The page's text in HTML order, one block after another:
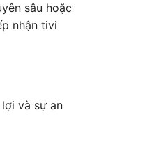
sâu hoặc
nhận tivi
và sự an